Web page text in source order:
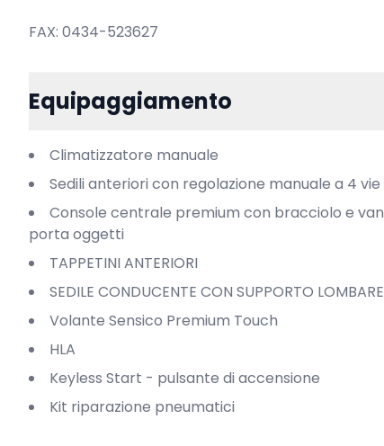
FAX: 0434-523627
Equipaggiamento
Climatizzatore manuale
Sedili anteriori con regolazione manuale a 4 vie
Console centrale premium con bracciolo e vano
porta oggetti
TAPPETINI ANTERIORI
SEDILE CONDUCENTE CON SUPPORTO LOMBARE
Volante Sensico Premium Touch
HLA
Keyless Start - pulsante di accensione
Kit riparazione pneumatici